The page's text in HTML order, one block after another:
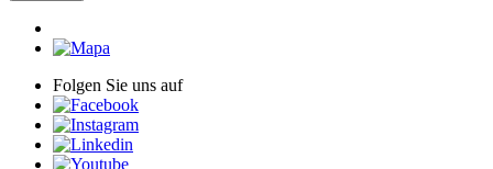
Folgen Sie uns auf